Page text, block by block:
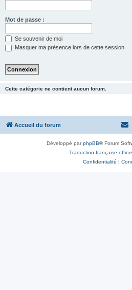
Mot de passe :
Se souvenir de moi
Masquer ma présence lors de cette session
Cette catégorie ne contient aucun forum.
Accueil du forum
Développé parphpBB® Forum
Traduction française
Confidentialité |